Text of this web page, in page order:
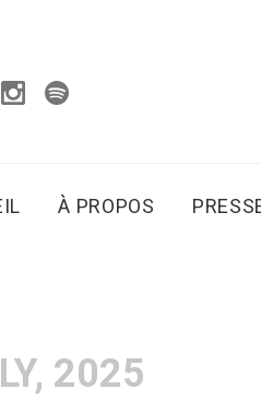
À PROPOS
2025